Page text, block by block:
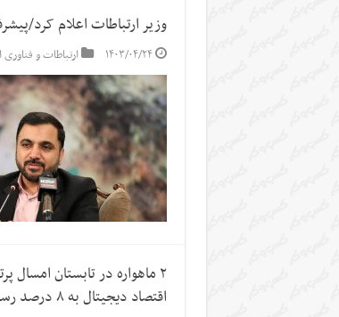
وزیر ارتباطات اعلام کرد/
۱۴۰۳/۰۴/۲۴ ارتباطات و
اقتصاد دیجیتال به ۸ درصد رسید